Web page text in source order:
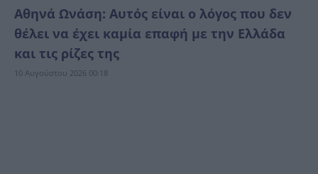
Αθηνά Ωνάση: Αυτός είναι ο λόγος που δεν
θέλει να έχει καμία επαφή με την Ελλάδα
και τις ρίζες της
10 Αυγούστου 2026 00:18